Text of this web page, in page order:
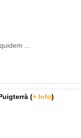
...
(+ Info)